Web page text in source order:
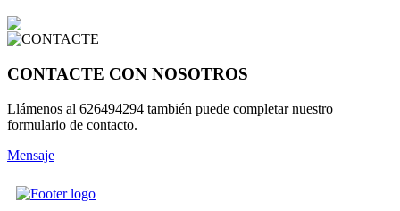
CONTACTE CON NOSOTROS
Llámenos al 626494294 también puede completar nuestro
formulario de contacto.
Mensaje